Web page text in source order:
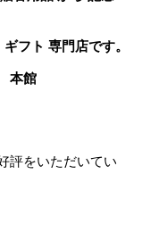
フト 専門店です。
本館
評をいただいてい